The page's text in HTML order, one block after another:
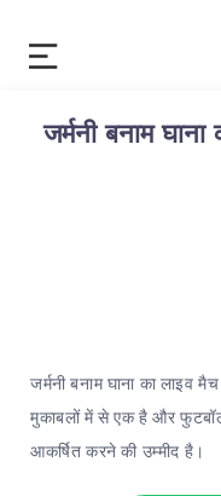
जर्मनी बनाम
जर्मनी बनाम घाना का लाइव
मुकाबलों में से एक है और
आकर्षित करने की उम्मीद है।